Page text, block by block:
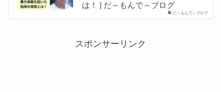
だ～もんで～ブログ
は！ | だ～もんで～ブログ
スポンサーリンク